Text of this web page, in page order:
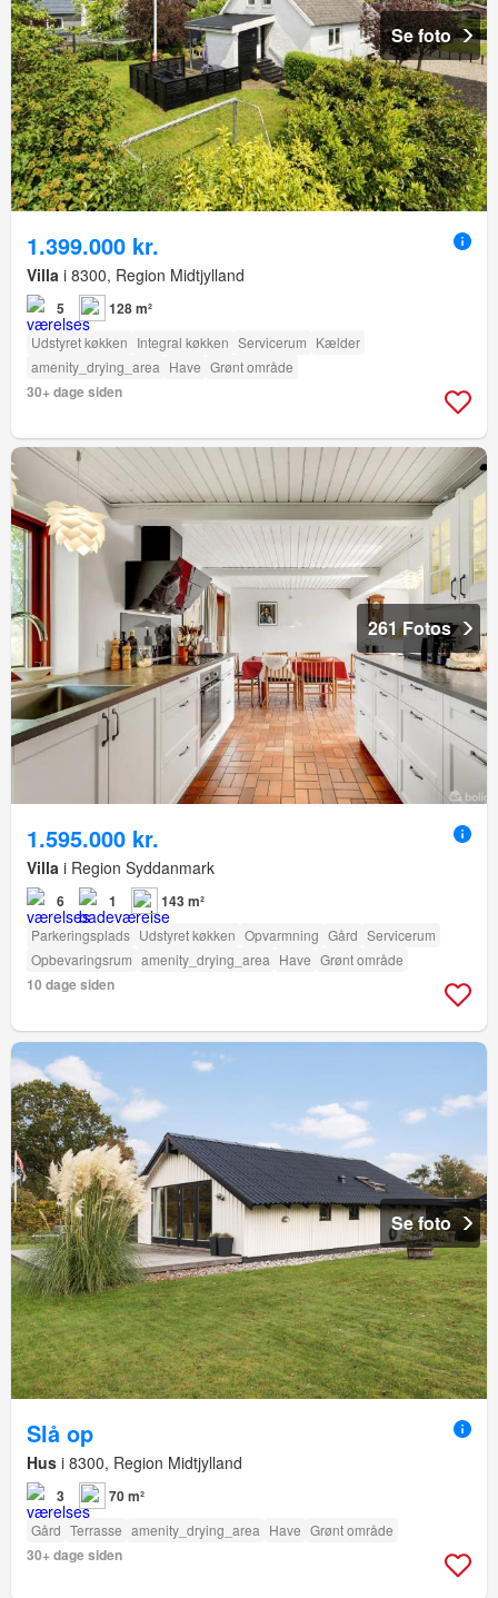
Se foto
1.399.000 kr.
Villa i 8300, Region Midtjylland
5 128 m²
Udstyret køkken Integral køkken Servicerum Kælder
amenity_drying_area Have Grønt område
30+ dage siden
261 Fotos
1.595.000 kr.
Villa i Region Syddanmark
6 1 143 m²
Parkeringsplads Udstyret køkken Opvarmning Gård Servicerum
Opbevaringsrum amenity_drying_area Have Grønt område
10 dage siden
Se foto
Slå op
Hus i 8300, Region Midtjylland
3 70 m²
Gård Terrasse amenity_drying_area Have Grønt område
30+ dage siden